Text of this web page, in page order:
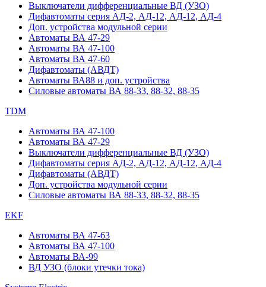
Выключатели дифференциальные ВД (УЗО)
Дифавтоматы серия АД-2, АД-12, АД-12, АД-4
Доп. устройства модульной серии
Автоматы ВА 47-29
Автоматы ВА 47-100
Автоматы ВА 47-60
Дифавтоматы (АВДТ)
Автоматы ВА88 и доп. устройства
Силовые автоматы ВА 88-33, 88-32, 88-35
TDM
Автоматы ВА 47-100
Автоматы ВА 47-29
Выключатели дифференциальные ВД (УЗО)
Дифавтоматы серия АД-2, АД-12, АД-12, АД-4
Дифавтоматы (АВДТ)
Доп. устройства модульной серии
Силовые автоматы ВА 88-33, 88-32, 88-35
EKF
Автоматы ВА 47-63
Автоматы ВА 47-100
Автоматы ВА-99
ВД УЗО (блоки утечки тока)